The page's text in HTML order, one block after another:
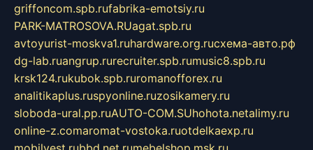
griffoncom.spb.rufabrika-emotsiy.ru
PARK-MATROSOVA.RUagat.spb.ru
avtoyurist-moskva1.ruhardware.org.ruсхема-авто.рф
dg-lab.ruangrup.rurecruiter.spb.rumusic8.spb.ru
krsk124.rukubok.spb.ruromanofforex.ru
analitikaplus.ruspyonline.ruzosikamery.ru
sloboda-ural.pp.ruAUTO-COM.SUhohota.netalimy.ru
online-z.comaromat-vostoka.ruotdelkaexp.ru